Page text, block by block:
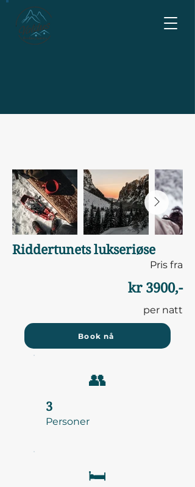
Riddertunets lukseriøse
Pris fra
kr 3900,-
per natt
Book nå
👥
3
Personer
🛏️